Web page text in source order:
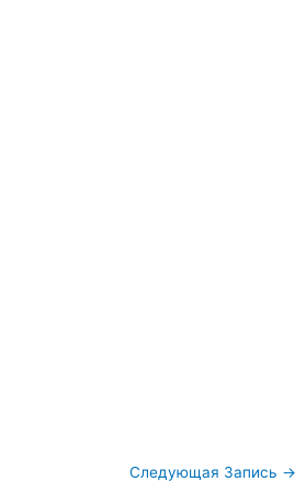
Следующая Запись →